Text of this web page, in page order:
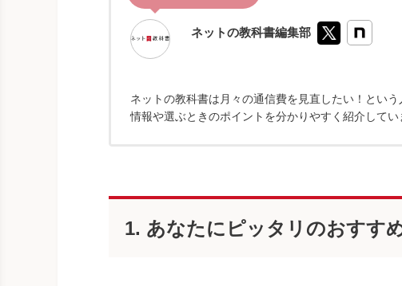
ネットの教科書編集部
ネットの教科書は月々の通信費を見直したい！とい
情報や選ぶときのポイントを分かりやすく紹介してい
1. あなたにピッタリのおすす